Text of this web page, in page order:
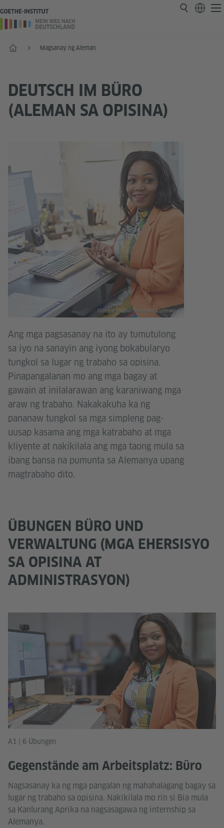
Home Magsanay ng Aleman
DEUTSCH IM BÜRO
(ALEMAN SA OPISINA)
Goethe-Institut/Bernhard Ludewig
Ang mga pagsasanay na ito ay tumutulong
sa iyo na sanayin ang iyong bokabularyo
tungkol sa lugar ng trabaho sa opisina.
Pinapangalanan mo ang mga bagay at
gawain at inilalarawan ang karaniwang mga
araw ng trabaho. Nakakakuha ka ng
pananaw tungkol sa mga simpleng pag-
uusap kasama ang mga katrabaho at mga
kliyente at nakikilala ang mga taong mula sa
ibang bansa na pumunta sa Alemanya upang
magtrabaho dito.
ÜBUNGEN BÜRO UND
VERWALTUNG (MGA EHERSISYO
SA OPISINA AT
ADMINISTRASYON)
A1 | 6 Übungen
Gegenstände am Arbeitsplatz: Büro
Nagsasanay ka ng mga pangalan ng mahahalagang bagay sa
lugar ng trabaho sa opisina. Nakikilala mo rin si Bia mula
sa Kanlurang Aprika na nagsasagawa ng internship sa
Alemanya.